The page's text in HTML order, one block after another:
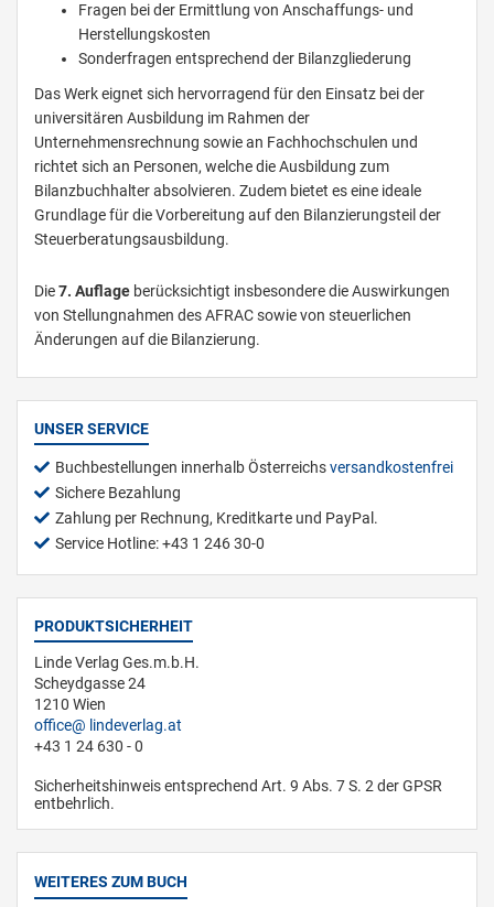
Fragen bei der Ermittlung von Anschaffungs- und
Herstellungskosten
Sonderfragen entsprechend der Bilanzgliederung
Das Werk eignet sich hervorragend für den Einsatz bei der
universitären Ausbildung im Rahmen der
Unternehmensrechnung sowie an Fachhochschulen und
richtet sich an Personen, welche die Ausbildung zum
Bilanzbuchhalter absolvieren. Zudem bietet es eine ideale
Grundlage für die Vorbereitung auf den Bilanzierungsteil der
Steuerberatungsausbildung.
Die7. Auflage berücksichtigt insbesondere die Auswirkungen
von Stellungnahmen des AFRAC sowie von steuerlichen
Änderungen auf die Bilanzierung.
UNSER SERVICE
Buchbestellungen innerhalb Österreichsversandkostenfrei
Sichere Bezahlung
Zahlung per Rechnung, Kreditkarte und PayPal.
Service Hotline: +43 1 246 30-0
PRODUKTSICHERHEIT
Linde Verlag Ges.m.b.H.
Scheydgasse 24
1210 Wien
office
lindeverlag.at
+43 1 24 630 - 0
Sicherheitshinweis entsprechend Art. 9 Abs. 7 S. 2 der GPSR
entbehrlich.
WEITERES ZUM BUCH